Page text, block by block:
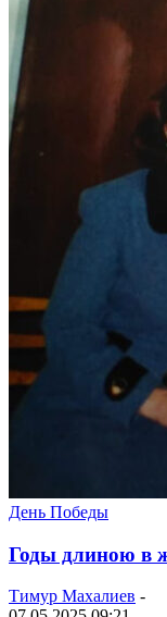
День Победы
Годы длиною в
Тимур Махалиев -